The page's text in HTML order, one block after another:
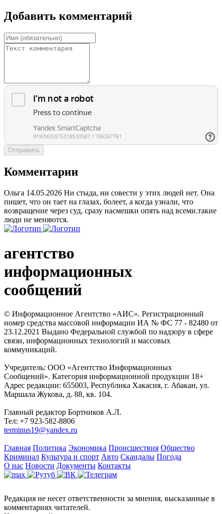
Добавить комментарий
Отправить
Комментарии
Ольга 14.05.2026 Ни стыда, ни совести у этих людей нет. Она
пишет, что он тает на глазах, болеет, а когда узнали, что
возвращение через суд, сразу насмешки опять над всеми.такие
люди не меняются.
агентство
информационных
сообщений
© Информационное Агентство «АИС». Регистрационный
номер средства массовой информации ИА № ФС 77 - 82480 от
23.12.2021 Выдано Федеральной службой по надзору в сфере
связи, информационных технологий и массовых
коммуникаций.
Учредитель: ООО «Агентство Информационных
Сообщений». Категория информационной продукции 18+
Адрес редакции: 655003, Республика Хакасия, г. Абакан, ул.
Маршала Жукова, д. 88, кв. 104.
Главный редактор Бортников А.Л.
Тел: +7 923-582-8806
terminus19@yandex.ru
Главная Политика Экономика Происшествия Общество
Криминал Культура и спорт Авто Скандалы Погода
О нас Новости Документы Контакты
Редакция не несет ответственности за мнения, высказанные в
комментариях читателей.